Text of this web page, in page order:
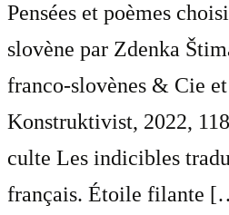
Pensées et poèmes
slovène par Zdenka
franco-slovènes & Cie
Konstruktivist, 2022,
culte Les indicibles
français. Étoile filante